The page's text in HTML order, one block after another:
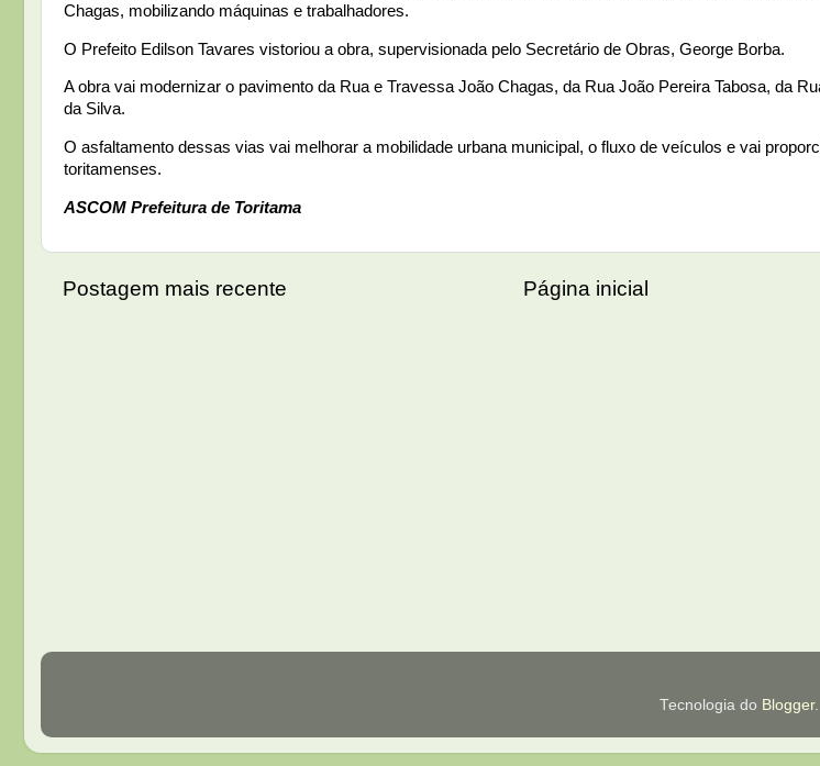
Chagas, mobilizando máquinas e trabalhadores.
O Prefeito Edilson Tavares vistoriou a obra, supervisionada pelo Secretário de Obras, George Borba.
A obra vai modernizar o pavimento da Rua e Travessa João Chagas, da Rua João Pereira Tabosa, da
da Silva.
O asfaltamento dessas vias vai melhorar a mobilidade urbana municipal, o fluxo de veículos e vai
toritamenses.
ASCOM Prefeitura de Toritama
Postagem mais recente Página inicial
Tecnologia do Blogger.